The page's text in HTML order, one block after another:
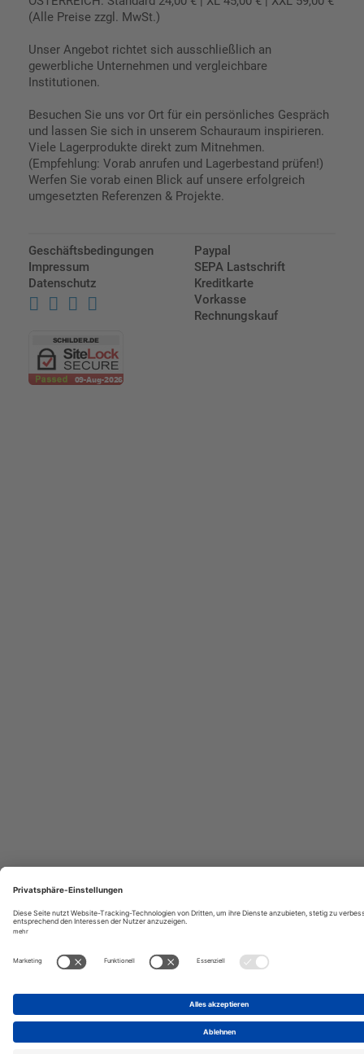
(Alle Preise zzgl. MwSt.)
Unser Angebot richtet sich ausschließlich an
gewerbliche Unternehmen und vergleichbare
Institutionen.
Besuchen Sie uns vor Ort für ein persönliches Gespräch
und lassen Sie sich in unserem Schauraum inspirieren.
Viele Lagerprodukte direkt zum Mitnehmen.
(Empfehlung: Vorab anrufen und Lagerbestand prüfen!)
Werfen Sie vorab einen Blick auf unsere erfolgreich
umgesetzten Referenzen & Projekte.
Geschäftsbedingungen
Impressum
Datenschutz
Paypal
SEPA Lastschrift
Kreditkarte
Vorkasse
Rechnungskauf